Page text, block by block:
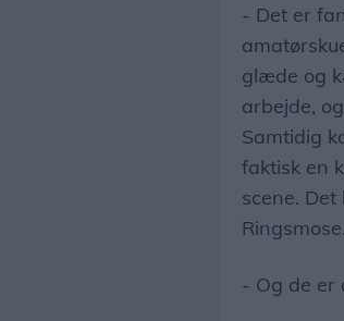
- Det er
glæde og
arbejde,
Samtidig
faktisk en
scene.
Ringsmose.
- Og de er